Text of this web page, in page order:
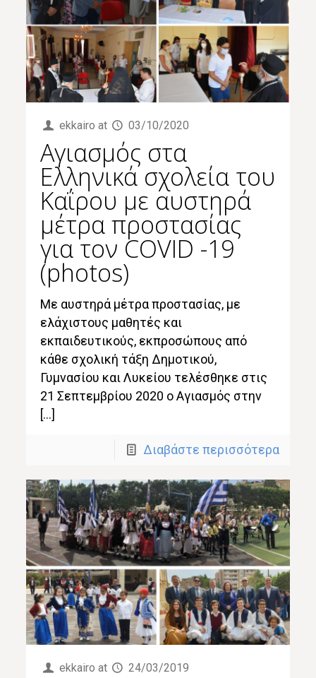
ekkairo at 03/10/2020
Αγιασμός στα
Ελληνικά σχολεία του
Καΐρου με αυστηρά
μέτρα προστασίας
για τον COVID -19
(photos)
Με αυστηρά μέτρα προστασίας, με
ελάχιστους μαθητές και
εκπαιδευτικούς, εκπροσώπους από
κάθε σχολική τάξη Δημοτικού,
Γυμνασίου και Λυκείου τελέσθηκε στις
21 Σεπτεμβρίου 2020 ο Αγιασμός στην
[…]
Διαβάστε περισσότερα
ekkairo at 24/03/2019